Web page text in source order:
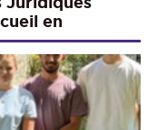
en
années.